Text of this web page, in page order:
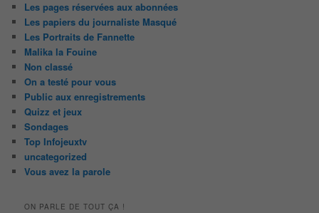
Les pages réservées aux abonnées
Les papiers du journaliste Masqué
Les Portraits de Fannette
Malika la Fouine
Non classé
On a testé pour vous
Public aux enregistrements
Quizz et jeux
Sondages
Top Infojeuxtv
uncategorized
Vous avez la parole
ON PARLE DE TOUT ÇA !